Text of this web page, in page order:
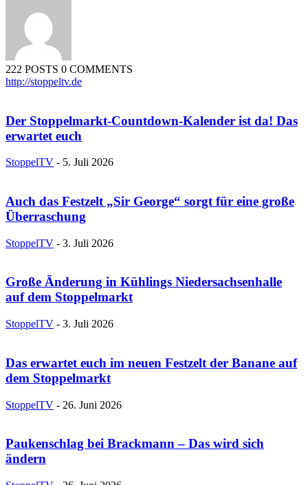
222 POSTS 0 COMMENTS
http://stoppeltv.de
Der Stoppelmarkt-Countdown-Kalender ist da! Das
erwartet euch
StoppelTV - 5. Juli 2026
Auch das Festzelt „Sir George“ sorgt für eine große
Überraschung
StoppelTV - 3. Juli 2026
Große Änderung in Kühlings Niedersachsenhalle
auf dem Stoppelmarkt
StoppelTV - 3. Juli 2026
Das erwartet euch im neuen Festzelt der Banane auf
dem Stoppelmarkt
StoppelTV - 26. Juni 2026
Paukenschlag bei Brackmann – Das wird sich
ändern